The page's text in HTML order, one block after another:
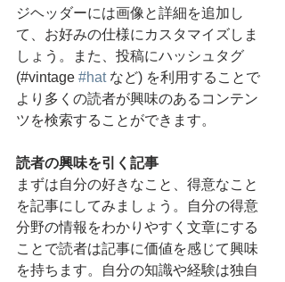
ジヘッダーには画像と詳細を追加し
て、お好みの仕様にカスタマイズしま
しょう。また、投稿にハッシュタグ
(#vintage #hat など) を利用することで
より多くの読者が興味のあるコンテン
ツを検索することができます。
読者の興味を引く記事
まずは自分の好きなこと、得意なこと
を記事にしてみましょう。自分の得意
分野の情報をわかりやすく文章にする
ことで読者は記事に価値を感じて興味
を持ちます。自分の知識や経験は独自